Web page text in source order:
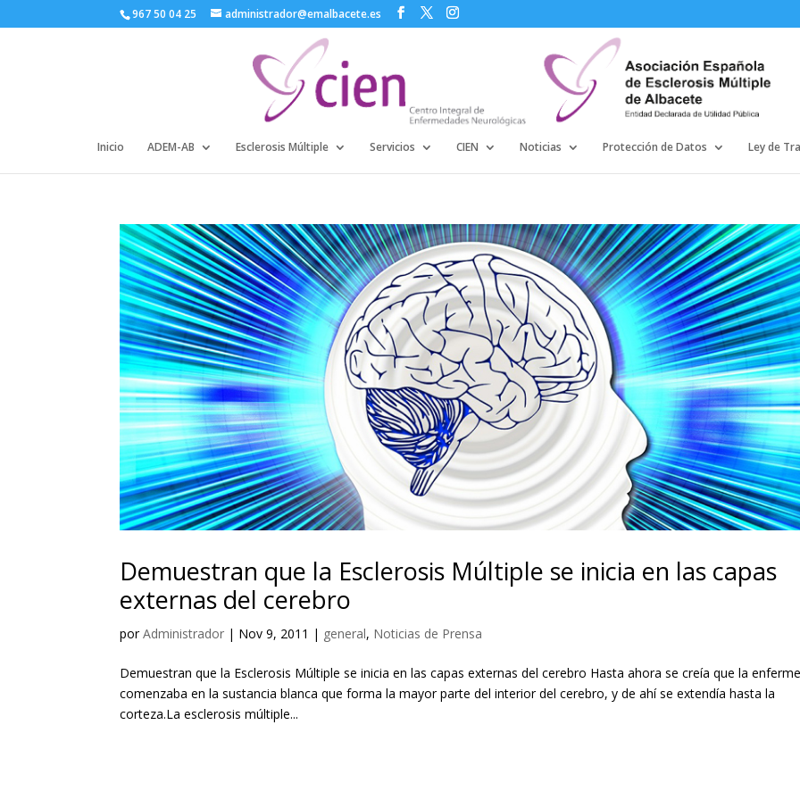
967 50 04 25 administrador@emalbacete.es
Inicio ADEM-AB Esclerosis Múltiple Servicios CIEN Noticias Protección de Datos Ley de
Demuestran que la Esclerosis Múltiple se inicia en las capas
externas del cerebro
porAdministrador | Nov 9, 2011 | general, Noticias de Prensa
Demuestran que la Esclerosis Múltiple se inicia en las capas externas del cerebro Hasta ahora se creía que la
comenzaba en la sustancia blanca que forma la mayor parte del interior del cerebro, y de ahí se extendía hasta la
corteza.La esclerosis múltiple...